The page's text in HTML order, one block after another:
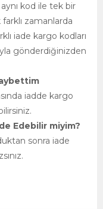
kod ile tek bir
zamanlarda
iade kargo kodları
gönderdiğinizden
iadde kargo
Edebilir miyim?
sonra iade